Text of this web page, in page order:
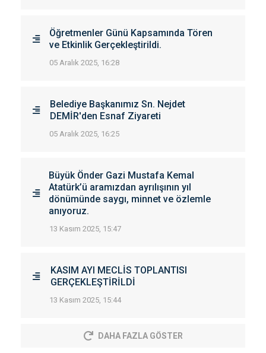
Öğretmenler Günü Kapsamında Tören
ve Etkinlik Gerçekleştirildi.
05 Aralık 2025, 16:28
Belediye Başkanımız Sn. Nejdet
DEMİR'den Esnaf Ziyareti
05 Aralık 2025, 16:25
Büyük Önder Gazi Mustafa Kemal
Atatürk’ü aramızdan ayrılışının yıl
dönümünde saygı, minnet ve özlemle
anıyoruz.
13 Kasım 2025, 15:47
KASIM AYI MECLİS TOPLANTISI
GERÇEKLEŞTİRİLDİ
13 Kasım 2025, 15:44
DAHA FAZLA GÖSTER